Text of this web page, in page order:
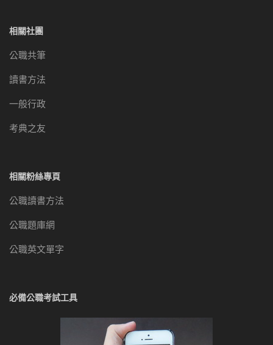
相關社團
公職共筆
讀書方法
一般行政
考典之友
相關粉絲專頁
公職讀書方法
公職題庫網
公職英文單字
必備公職考試工具